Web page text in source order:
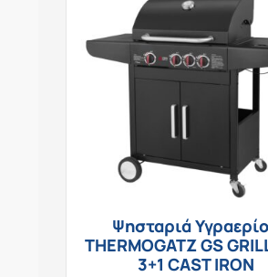
Ψησταριά
THERMOGATZ GS
3+1 CAST IRON